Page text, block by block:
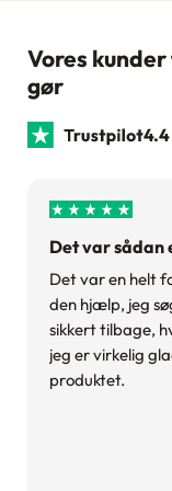
Vores
gør
4.4
Det var sådan
Det var en helt
den hjælp, jeg
sikkert tilbage,
jeg er virkelig
produktet.